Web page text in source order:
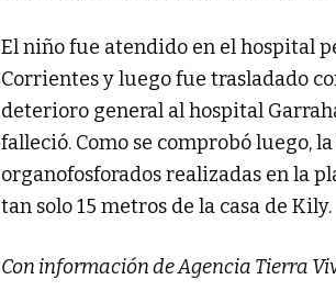
El niño fue atendido en el hospital
Corrientes y luego fue trasladado
deterioro general al hospital
falleció. Como se comprobó luego,
organofosforados realizadas en la
tan solo 15 metros de la casa de Kily.
Con información de Agencia Tierra